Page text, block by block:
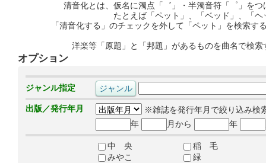
清音化とは、仮名に濁点「゛」・半濁音符「゜」を
たとえば「ペット」、「ベッド」、「
「清音化する」のチェックを外して「ペット」を検索
洋楽等「原題」と「邦題」があるものを曲名で検
オプション
ジャンル指定
出版／発行年月
※雑誌を発行年月で絞り込み検
年
月から 年
中 央
稲 毛
みやこ
緑